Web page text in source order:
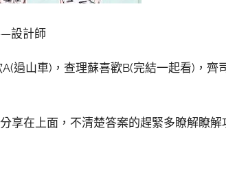
設計師
過山車)，查理蘇喜歡B(完結一起看)，齊
享在上面，不清楚答案的趕緊多瞭解瞭解